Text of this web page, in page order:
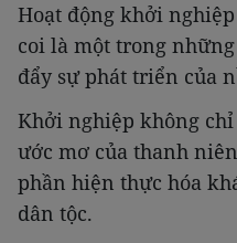
Hoạt động khởi
coi là một trong
đẩy sự phát triển của
Khởi nghiệp không
ước mơ của thanh
phần hiện thực hóa
dân tộc.